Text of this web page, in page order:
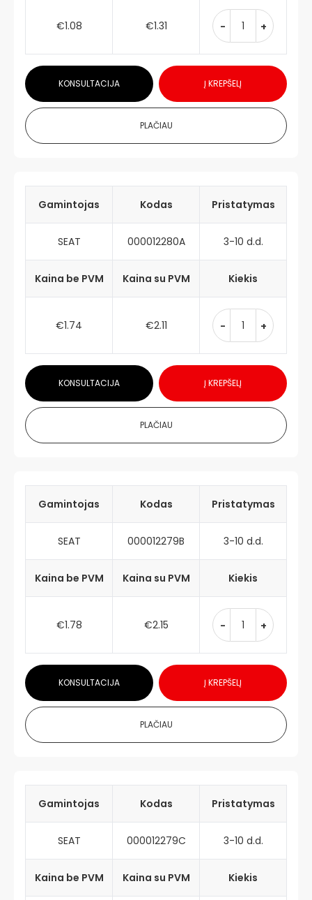
€1.08 €1.31 - +
KONSULTACIJA Į KREPŠELĮ
PLAČIAU
Gamintojas Kodas Pristatymas
SEAT 000012280A 3-10 d.d.
Kaina be PVM Kaina su PVM Kiekis
€1.74 €2.11 - +
KONSULTACIJA Į KREPŠELĮ
PLAČIAU
Gamintojas Kodas Pristatymas
SEAT 000012279B 3-10 d.d.
Kaina be PVM Kaina su PVM Kiekis
€1.78 €2.15 - +
KONSULTACIJA Į KREPŠELĮ
PLAČIAU
Gamintojas Kodas Pristatymas
SEAT 000012279C 3-10 d.d.
Kaina be PVM Kaina su PVM Kiekis